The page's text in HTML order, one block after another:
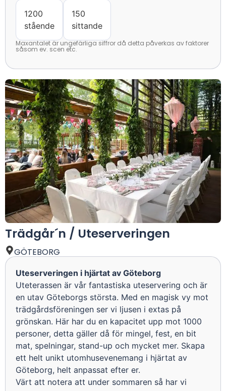
Trädgår´n / Uteserveringen
GÖTEBORG
Uteserveringen i hjärtat av Göteborg
Uteterassen är vår fantastiska uteservering och är
en utav Göteborgs största. Med en magisk vy mot
trädgårdsföreningen ser vi ljusen i extas på
grönskan. Här har du en kapacitet upp mot 1000
personer, detta gäller då för mingel, fest, en bit
mat, spelningar, stand-up och mycket mer. Skapa
ett helt unikt utomhusevenemang i hjärtat av
Göteborg, helt anpassat efter er.
Värt att notera att under sommaren så har vi
1200
stående
150
sittande
Maxantalet är ungefärliga siffror då detta påverkas av faktorer
såsom ev. scen etc.